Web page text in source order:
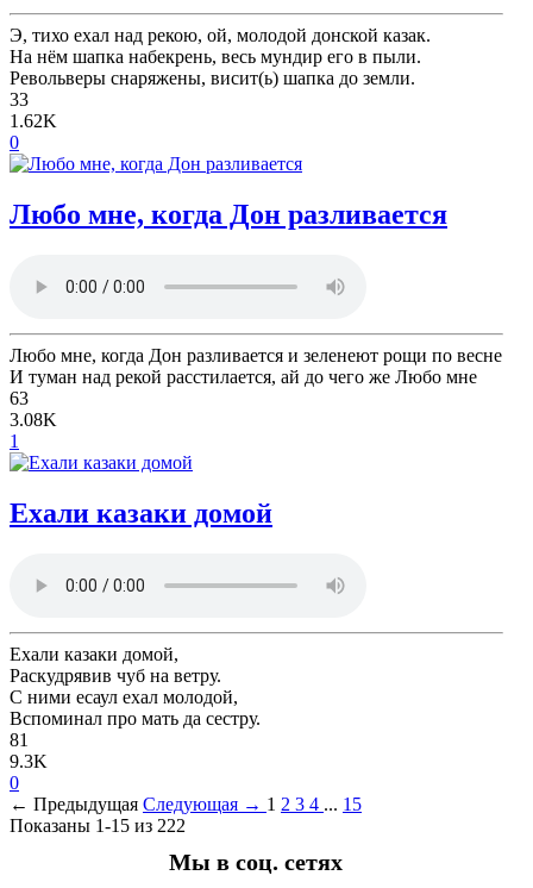
Э, тихо ехал над рекою, ой, молодой донской казак.
На нём шапка набекрень, весь мундир его в пыли.
Револьверы снаряжены, висит(ь) шапка до земли.
33
1.62K
0
Любо мне, когда Дон разливается
Любо мне, когда Дон разливается и зеленеют рощи по весне
И туман над рекой расстилается, ай до чего же Любо мне
63
3.08K
1
Ехали казаки домой
Ехали казаки домой,
Раскудрявив чуб на ветру.
С ними есаул ехал молодой,
Вспоминал про мать да сестру.
81
9.3K
0
← Предыдущая Следующая → 1 2 3 4 ... 15
Показаны 1-15 из 222
Мы в соц. сетях